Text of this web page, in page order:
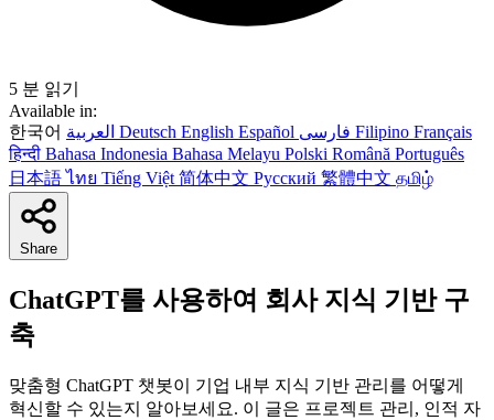
5 분 읽기
Available in:
한국어
Deutsch English Español Filipino Français
हिन्दी Bahasa Indonesia Bahasa Melayu Polski Română Português
日本語ไทย Tiếng Việt 简体中文 Русский 繁體中文 தமிழ்
Share
ChatGPT를 사용하여 회사 지식 기반 구
축
맞춤형 ChatGPT 챗봇이 기업 내부 지식 기반 관리를 어떻게
혁신할 수 있는지 알아보세요. 이 글은 프로젝트 관리, 인적 자